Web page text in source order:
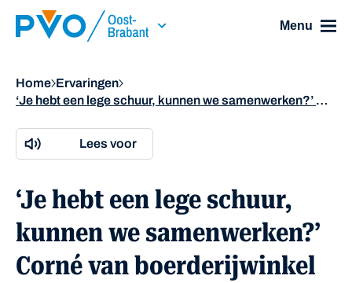
Skip Navigation or Skip to Content
Menu
Home
Ervaringen
‘Je hebt een lege schuur, kunnen we samenwerken?’ Corné van boerderijwinkel De Walhoeve over veiligheid in het buitengebied
Lees voor
‘Je hebt een lege schuur,
kunnen we samenwerken?’
Corné van boerderijwinkel